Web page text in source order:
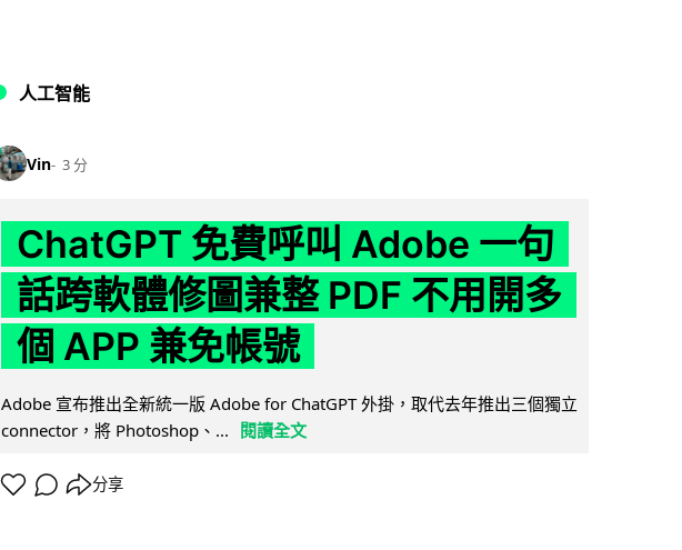
人工智能
Vin 3 分
ChatGPT 免費呼叫 Adobe 一句
話跨軟體修圖兼整 PDF 不用開多
個 APP 兼免帳號
Adobe 宣布推出全新統一版 Adobe for ChatGPT 外掛，取代去年推出三個獨立
connector，將 Photoshop、...
閱讀全文
分享